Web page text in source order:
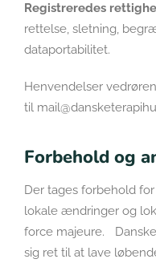
Registreredes
rettelse, sletning,
dataportabilitet.
Henvendelser
til
Forbehold og
Der tages forbehold
lokale ændringer og
force majeure.
sig ret til at lave